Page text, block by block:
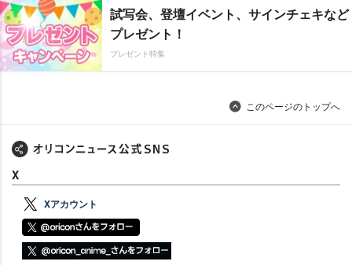
試写会、登壇イベント、サインチェキなど
プレゼント！
プレゼント特集
このページのトップへ
X
Xアカウント